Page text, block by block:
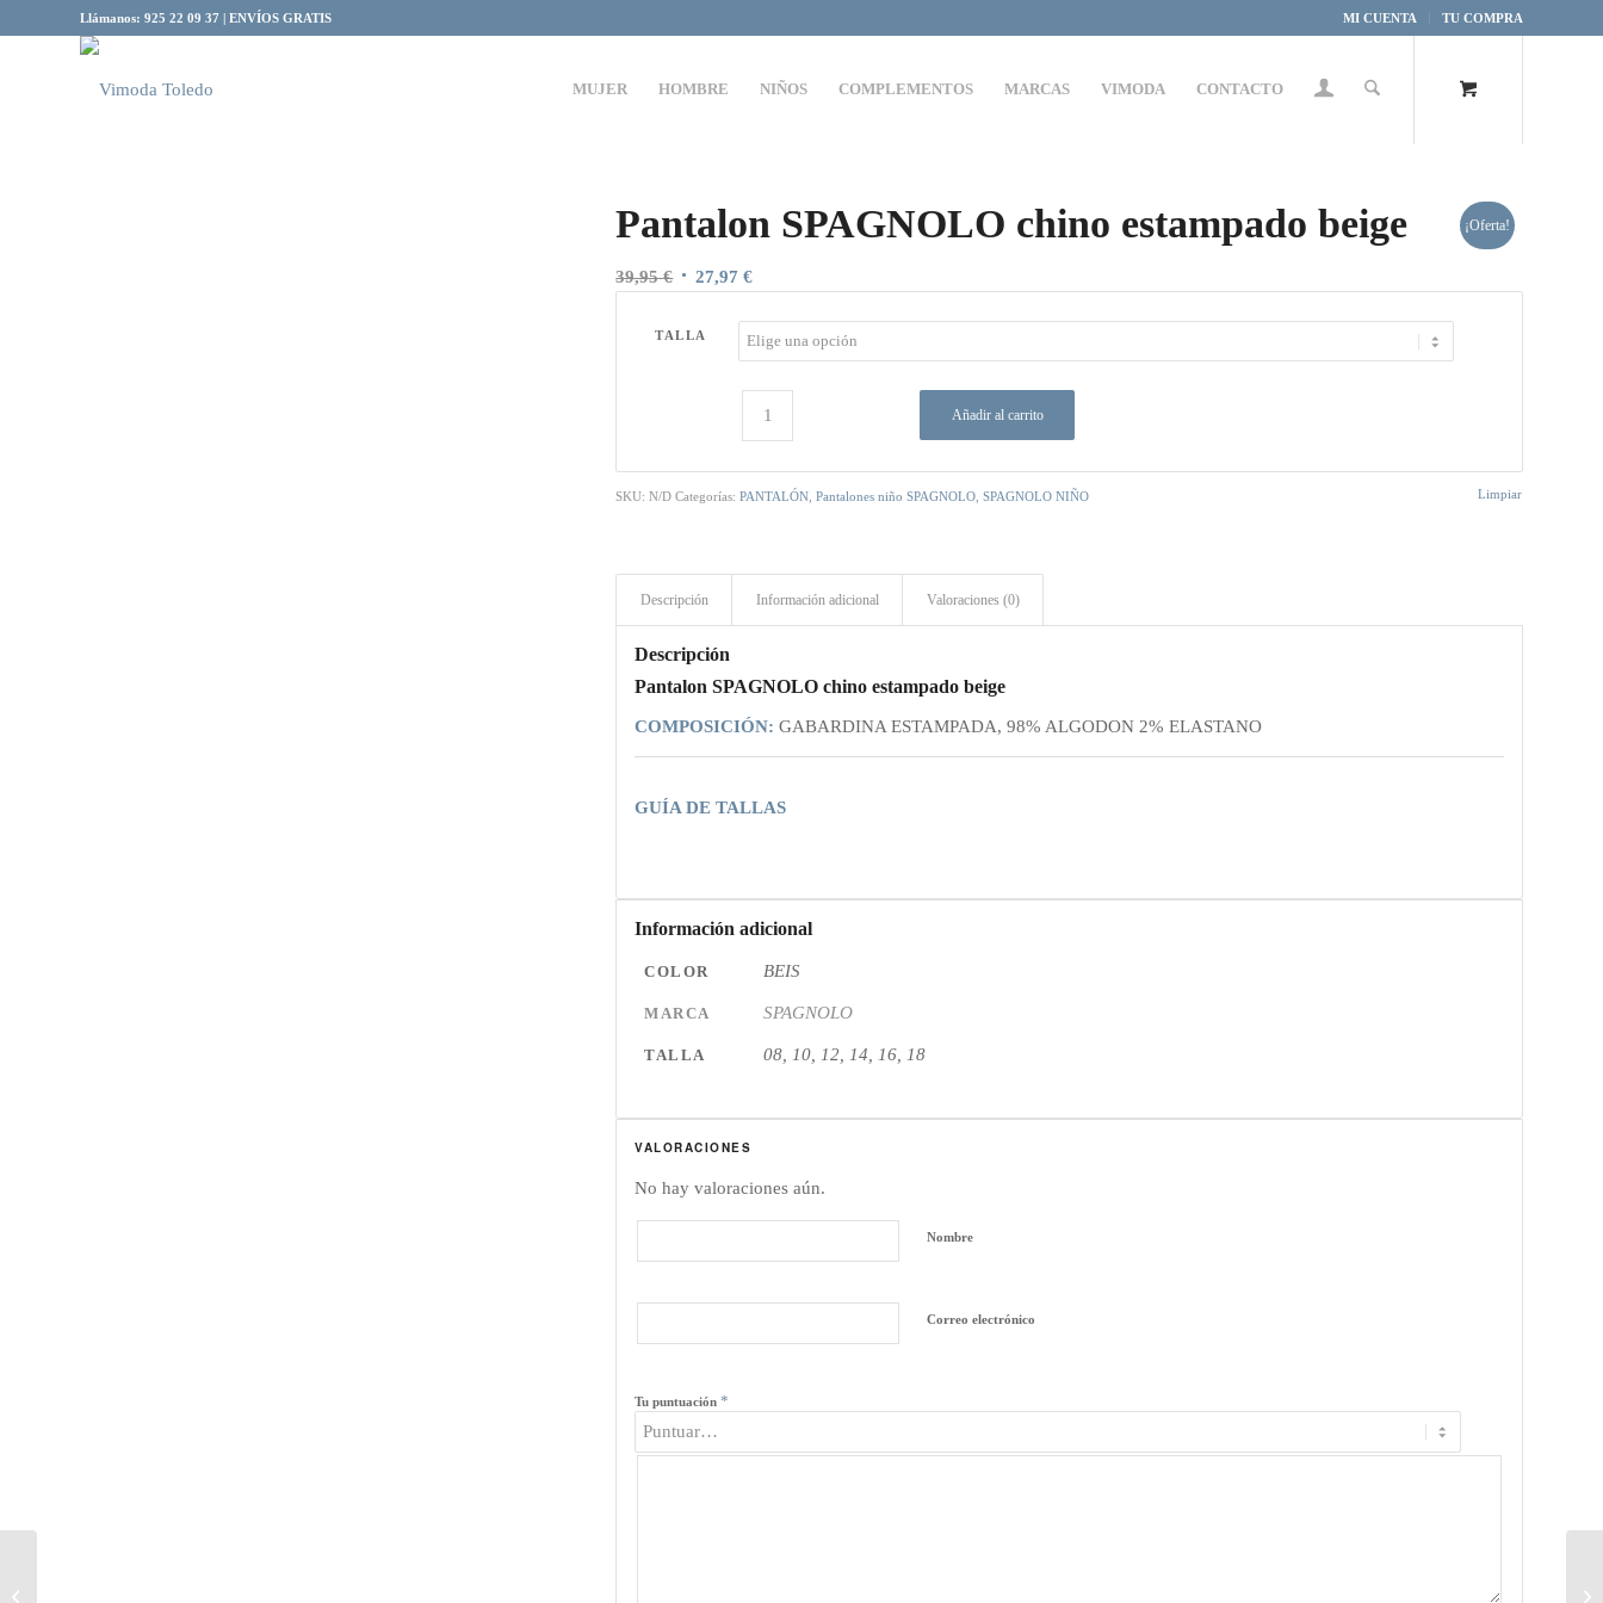
MI CUENTA TU COMPRA
Llámanos: 925 22 09 37 | ENVÍOS GRATIS
MUJER HOMBRE NIÑOS COMPLEMENTOS MARCAS VIMODA CONTACTO
¡Oferta!
Pantalon SPAGNOLO chino estampado beige
39,95€ El
original
27,97€El
actual
es:
27,97 €.
TALLA
Limpiar
Añadir al carrito
SKU:N/D Categorías:PANTALÓN ,Pantalones niño SPAGNOLO ,SPAGNOLO NIÑO
Descripción Información adicional Valoraciones (0)
Descripción
Pantalon SPAGNOLO chino estampado beige
COMPOSICIÓN: GABARDINA ESTAMPADA, 98% ALGODON 2% ELASTANO
GUÍA DE TALLAS
Información adicional
COLOR BEIS
MARCA SPAGNOLO
TALLA 08, 10, 12, 14, 16, 18
VALORACIONES
No hay valoraciones aún.
Nombre
Correo electrónico
Tu puntuación*